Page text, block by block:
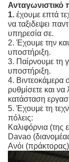
Ανταγωνιστικό
1. έχουμε επτά
να ταξιδεψει
υπηρεσία σε.
2. Έχουμε την
υποστήριξη.
3. Παίρνουμε τη
υποστήριξη.
4. Βιντεοκάμερα
ρυθμίσετε και
κατάσταση
5. Έχουμε τη
πόλεις:
Καλιφόρνια (της
Davao
Ανόι